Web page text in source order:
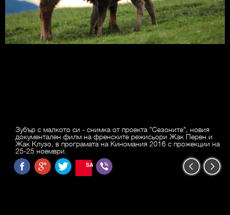
Зубър с малкото си - снимка от проекта "Сезоните", новия
документален филм на френските режисьори Жак Перен и
Жак Клузо, в програмата на Киномания 2016 с прожекции на
25-25 ноември.
SAVE